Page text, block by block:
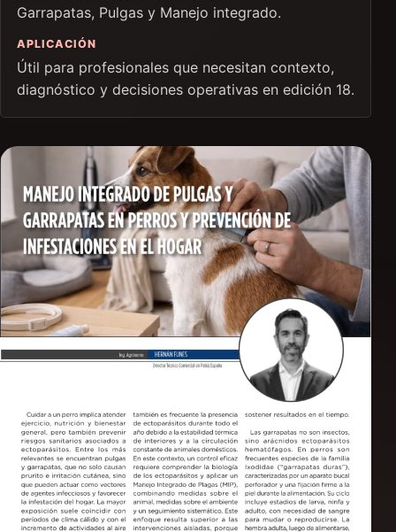
Garrapatas, Pulgas y Manejo integrado.
APLICACIÓN
Útil para profesionales que necesitan contexto,
diagnóstico y decisiones operativas en edición 18.